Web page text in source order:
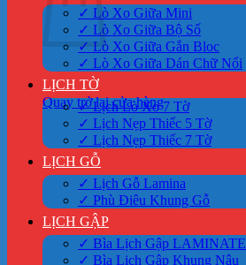
Quay trở lại cửa hàng
✓ Lò Xo Giữa Mini
✓ Lò Xo Giữa Bộ Số
✓ Lò Xo Giữa Gắn Bloc
✓ Lò Xo Giữa Dán Chữ Nổi
LỊCH TỜ
✓ Lịch Lò Xo 7 Tờ
✓ Lịch Nẹp Thiếc 5 Tờ
✓ Lịch Nẹp Thiếc 7 Tờ
LỊCH GỖ
✓ Lịch Gỗ Lamina
✓ Phù Điêu Khung Gỗ
LỊCH GẬP
✓ Bìa Lịch Gập LAMINATE
✓ Bìa Lịch Gập Khung Nâu